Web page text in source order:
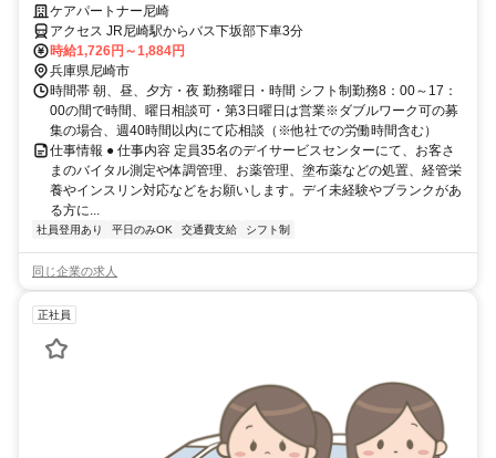
ケアパートナー尼崎
アクセス JR尼崎駅からバス下坂部下車3分
時給1,726円～1,884円
兵庫県尼崎市
時間帯 朝、昼、夕方・夜 勤務曜日・時間 シフト制勤務8：00～17：
00の間で時間、曜日相談可・第3日曜日は営業※ダブルワーク可の募
集の場合、週40時間以内にて応相談（※他社での労働時間含む）
仕事情報 ● 仕事内容 定員35名のデイサービスセンターにて、お客さ
まのバイタル測定や体調管理、お薬管理、塗布薬などの処置、経管栄
養やインスリン対応などをお願いします。デイ未経験やブランクがあ
る方に...
社員登用あり 平日のみOK 交通費支給 シフト制
同じ企業の求人
正社員